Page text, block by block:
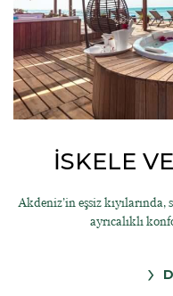
İSKELE
Akdeniz’in eşsiz
ayrıcalıklı